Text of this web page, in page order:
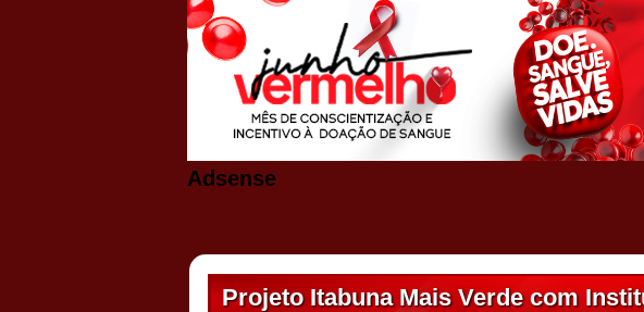
Adsense
Projeto Itabuna Mais Verde com